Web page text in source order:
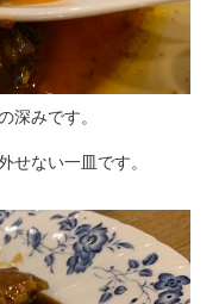
深みです。
せない一皿です。